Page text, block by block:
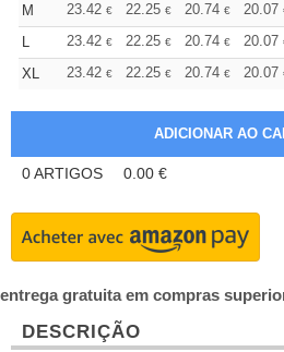
M
23.42 € 22.25 € 20.74 € 20.07
L
23.42 € 22.25 € 20.74 € 20.07
XL
23.42 € 22.25 € 20.74 € 20.07
0ARTIGOS 0.00 €
entrega gratuita em compras
DESCRIÇÃO